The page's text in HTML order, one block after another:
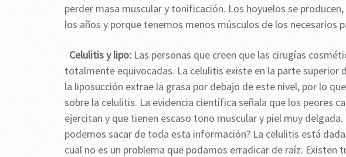
perder masa muscular y tonificación. Los hoyuelos se
los años y porque tenemos menos músculos de los necesarios
Celulitis y lipo: Las personas que creen que las cirugías
totalmente equivocadas. La celulitis existe en la parte superior
la liposucción extrae la grasa por debajo de este nivel, por lo
sobre la celulitis. La evidencia científica señala que los peores
ejercitan y que tienen escaso tono muscular y piel muy
podemos sacar de toda esta información? La celulitis está
cual no es un problema que podamos erradicar de raíz. Existen